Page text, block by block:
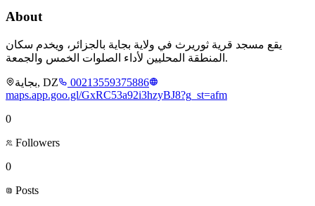
About
يقع مسجد قرية ثوريرث في ولاية بجاية بالجزائر، ويخدم سكان
المنطقة المحليين لأداء الصلوات الخمس والجمعة.
بجاية, DZ
00213559375886
maps.app.goo.gl/GxRC53a92i3hzyBJ8?g_st=afm
0
Followers
0
Posts